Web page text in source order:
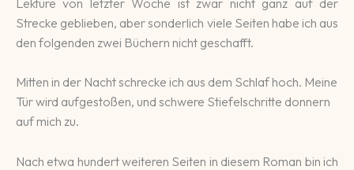
Strecke ge­blie­ben, aber son­der­lich viele Sei­ten habe ich aus
den fol­gen­den zwei Bü­chern nicht ge­schafft.
Mitten in der Nacht schrecke ich aus dem Schlaf hoch. Meine
Tür wird aufgestoßen, und schwere Stiefelschritte donnern
auf mich zu.
Nach etwa hundert weite­ren Sei­ten in die­sem Roman bin ich